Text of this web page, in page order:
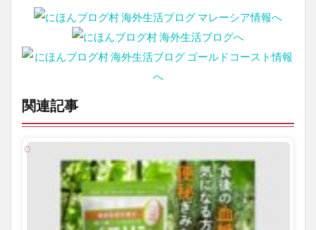
関連記事